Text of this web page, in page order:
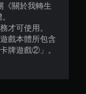
《關於我轉生
才可使用。
戲本體所包含
牌遊戲②」。